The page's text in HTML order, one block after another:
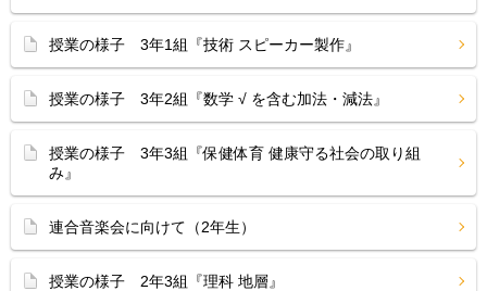
授業の様子 3年1組『技術 スピーカー製作』
授業の様子 3年2組『数学 √ を含む加法・減法』
授業の様子 3年3組『保健体育 健康守る社会の取り組
み』
連合音楽会に向けて（2年生）
授業の様子 2年3組『理科 地層』